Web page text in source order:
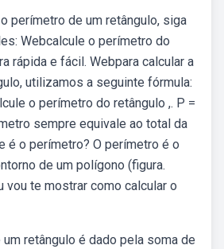
perímetro de um retângulo, siga
Webcalcule o perímetro do
rápida e fácil. Webpara calcular a
utilizamos a seguinte fórmula:
o perímetro do retângulo ,. P =
sempre equivale ao total da
é o perímetro? O perímetro é o
de um polígono (figura.
vou te mostrar como calcular o
retângulo é dado pela soma de